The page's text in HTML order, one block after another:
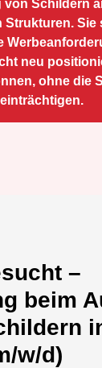
Schildern
Strukturen. Sie
neu
ohne die
–
beim
w/d)